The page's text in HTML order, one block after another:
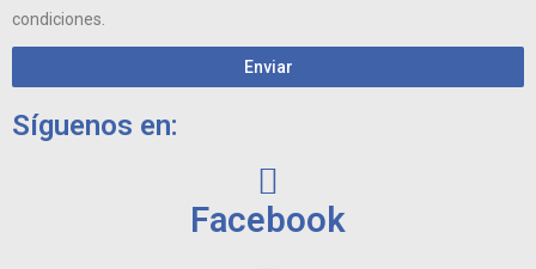
condiciones.
Enviar
Síguenos en:
Facebook